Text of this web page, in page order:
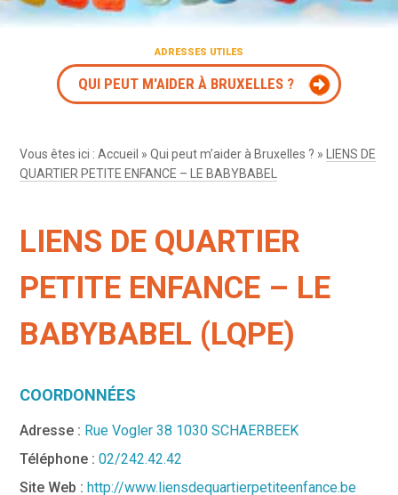
ADRESSES UTILES
QUI PEUT M'AIDER À BRUXELLES ?
Vous êtes ici :Accueil »Qui peut m’aider à Bruxelles ? »
LIENS DE
QUARTIER PETITE ENFANCE – LE BABYBABEL
LIENS DE QUARTIER
PETITE ENFANCE – LE
BABYBABEL (LQPE)
COORDONNÉES
Adresse : Rue Vogler 38 1030 SCHAERBEEK
Téléphone :02/242.42.42
Site Web : http://www.liensdequartierpetiteenfance.be